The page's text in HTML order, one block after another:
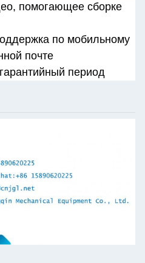
помогающее сборке
по мобильному
почте
период